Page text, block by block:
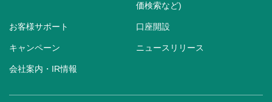
価検索など)
お客様サポート 口座開設
キャンペーン ニュースリリース
会社案内・IR情報